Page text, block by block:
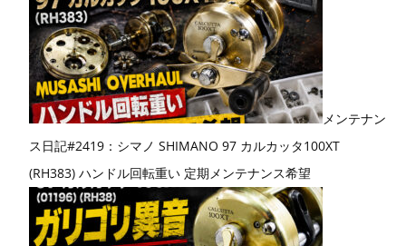
メンテナン
ス日記#2419：シマノ SHIMANO 97 カルカッタ100XT
(RH383) ハンドル回転重い 定期メンテナンス希望